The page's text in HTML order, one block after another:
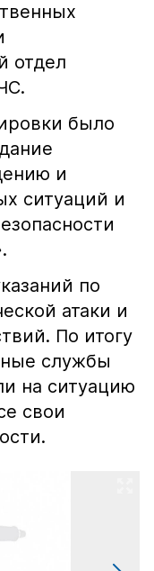
отдел
было
и
ситуаций и
по
атаки и
По итогу
службы
на ситуацию
свои